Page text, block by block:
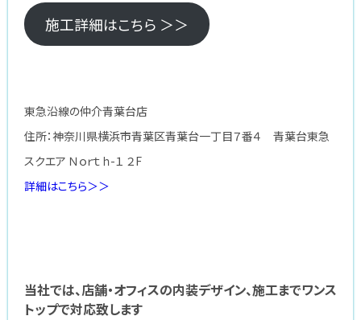
施工詳細はこちら ＞＞
東急沿線の仲介青葉台店
住所：神奈川県横浜市青葉区青葉台一丁目７番４ 青葉台東急
スクエア Ｎｏｒｔｈ-１ ２F
詳細はこちら＞＞
当社では、店舗・オフィスの内装デザイン、施工までワンス
トップで対応致します